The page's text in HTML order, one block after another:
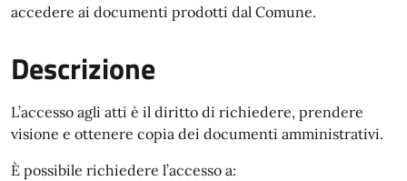
accedere ai documenti prodotti dal Comune.
Descrizione
L’accesso agli atti è il diritto di richiedere, prendere
visione e ottenere copia dei documenti amministrativi.
È possibile richiedere l’accesso a: